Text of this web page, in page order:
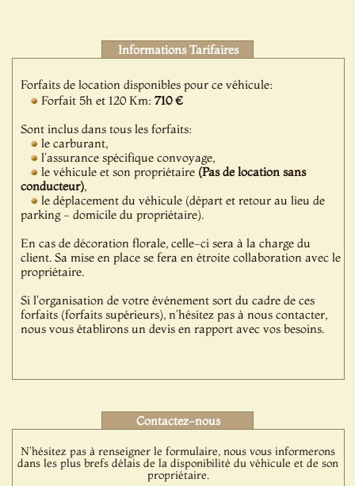
Informations Tarifaires
Forfaits de location disponibles pour ce véhicule:
Forfait 5h et 120 Km:710 €
Sont inclus dans tous les forfaits:
le carburant,
l'assurance spécifique convoyage,
le véhicule et son propriétaire (Pas de location sans
conducteur),
le déplacement du véhicule (départ et retour au lieu de
parking - domicile du propriétaire).
En cas de décoration florale, celle-ci sera à la charge du
client. Sa mise en place se fera en étroite collaboration avec le
propriétaire.
Si l'organisation de votre événement sort du cadre de ces
forfaits (forfaits supérieurs), n'hésitez pas à nous contacter,
nous vous établirons un devis en rapport avec vos besoins.
Contactez-nous
N'hésitez pas à renseigner le formulaire, nous vous informerons
dans les plus brefs délais de la disponibilité du véhicule et de son
propriétaire.